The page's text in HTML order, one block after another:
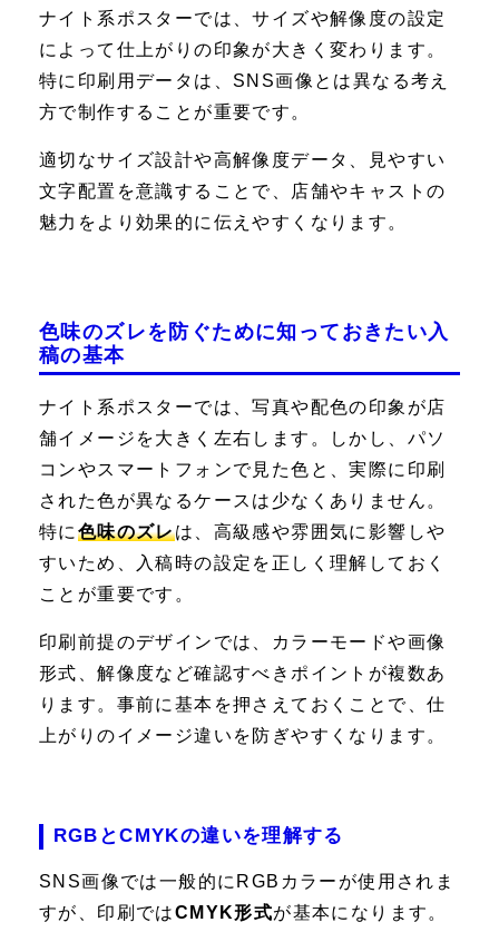
ナイト系ポスターでは、サイズや解像度の設定
によって仕上がりの印象が大きく変わります。
特に印刷用データは、SNS画像とは異なる考え
方で制作することが重要です。
適切なサイズ設計や高解像度データ、見やすい
文字配置を意識することで、店舗やキャストの
魅力をより効果的に伝えやすくなります。
色味のズレを防ぐために知っておきたい入
稿の基本
ナイト系ポスターでは、写真や配色の印象が店
舗イメージを大きく左右します。しかし、パソ
コンやスマートフォンで見た色と、実際に印刷
された色が異なるケースは少なくありません。
特に 色味のズレは、高級感や雰囲気に影響しや
すいため、入稿時の設定を正しく理解しておく
ことが重要です。
印刷前提のデザインでは、カラーモードや画像
形式、解像度など確認すべきポイントが複数あ
ります。事前に基本を押さえておくことで、仕
上がりのイメージ違いを防ぎやすくなります。
RGBとCMYKの違いを理解する
SNS画像では一般的にRGBカラーが使用されま
すが、印刷ではCMYK形式が基本になります。